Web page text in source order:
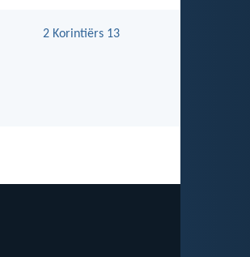
2 Korintiërs 13